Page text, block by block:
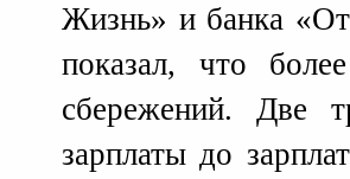
Жизнь» и банка
показал, что
сбережений. Две
зарплаты до